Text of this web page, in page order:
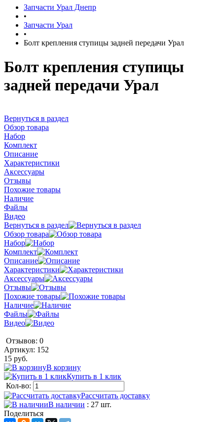
Запчасти Урал Днепр
•
Запчасти Урал
•
Болт крепления ступицы задней передачи Урал
Болт крепления ступицы
задней передачи Урал
Вернуться в раздел
Обзор товара
Набор
Комплект
Описание
Характеристики
Аксессуары
Отзывы
Похожие товары
Наличие
Файлы
Видео
Вернуться в раздел
Обзор товара
Набор
Комплект
Описание
Характеристики
Аксессуары
Отзывы
Похожие товары
Наличие
Файлы
Видео
Отзывов: 0
Артикул: 152
15 руб.
В корзину
Купить в 1 клик
Кол-во:
Рассчитать доставку
В наличии : 27 шт.
Поделиться